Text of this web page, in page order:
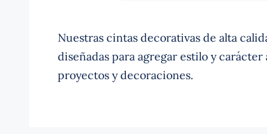
Nuestras cintas decorativas de alta
diseñadas para agregar estilo y carácter
proyectos y decoraciones.